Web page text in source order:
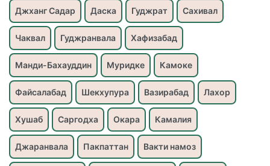
Джханг Садар Даска Гуджрат Сахивал
Чаквал Гуджранвала Хафизабад
Манди-Бахауддин Муридке Камоке
Файсалабад Шекхупура Вазирабад Лахор
Хушаб Саргодха Окара Камалия
Джаранвала Пакпаттан Вакти намоз